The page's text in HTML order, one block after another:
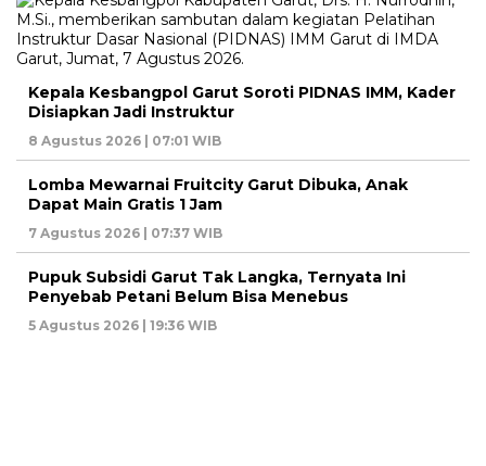
Kepala Kesbangpol Garut Soroti PIDNAS IMM, Kader
Disiapkan Jadi Instruktur
8 Agustus 2026 | 07:01 WIB
Lomba Mewarnai Fruitcity Garut Dibuka, Anak
Dapat Main Gratis 1 Jam
7 Agustus 2026 | 07:37 WIB
Pupuk Subsidi Garut Tak Langka, Ternyata Ini
Penyebab Petani Belum Bisa Menebus
5 Agustus 2026 | 19:36 WIB